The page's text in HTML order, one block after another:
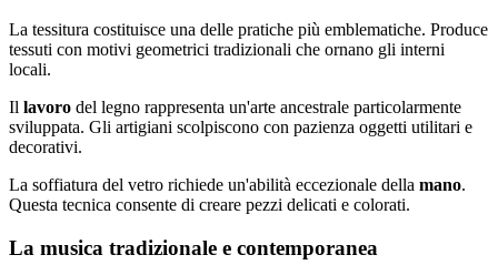
La tessitura costituisce una delle pratiche più emblematiche. Produce
tessuti con motivi geometrici tradizionali che ornano gli interni
locali.
Il lavoro del legno rappresenta un'arte ancestrale particolarmente
sviluppata. Gli artigiani scolpiscono con pazienza oggetti utilitari e
decorativi.
La soffiatura del vetro richiede un'abilità eccezionale della mano.
Questa tecnica consente di creare pezzi delicati e colorati.
La musica tradizionale e contemporanea